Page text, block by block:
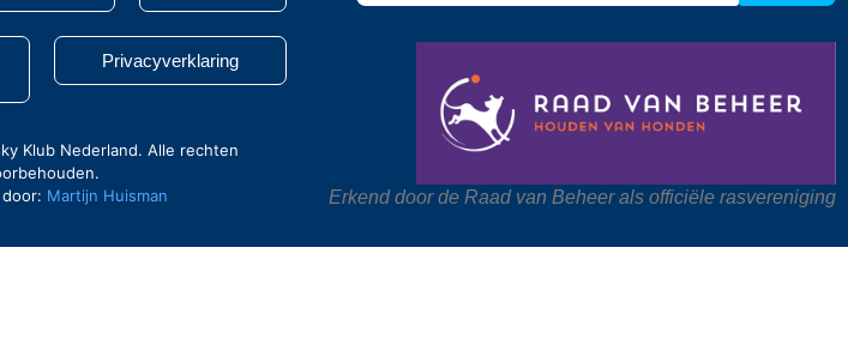
Privacyverklaring
Klub Nederland. Alle rechten
Martijn Huisman Erkend door de Raad van Beheer als officiële rasvereniging